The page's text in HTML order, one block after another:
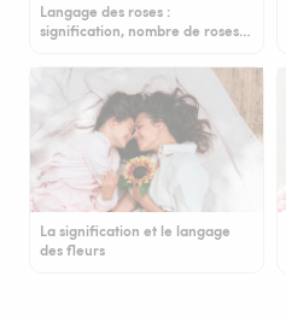
Langage des roses :
signification, nombre de roses…
La signification et le langage
des fleurs